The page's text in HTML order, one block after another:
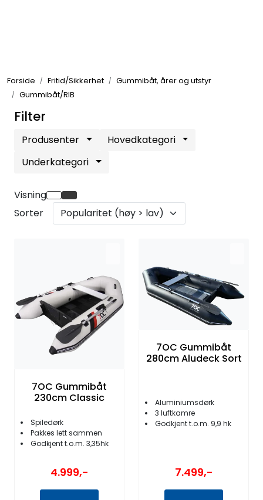
Forside Fritid/Sikkerhet
Gummibåt, årer og utstyr
Gummibåt/RIB
Filter
Produsenter
Hovedkategori
Underkategori
Visning
Sorter
7OC Gummibåt
230cm Classic
Spiledørk
Pakkes lett sammen
Godkjent t.o.m. 3,35hk
4.999,-
7OC Gummibåt
280cm Aludeck Sort
Aluminiumsdørk
3 luftkamre
Godkjent t.o.m. 9,9 hk
7.499,-
Elektrisk
Bygg/Innredning
Komfort
VVS
Motor/Styring
Fritid/Sikkerhet
Båtpleie/Opplag